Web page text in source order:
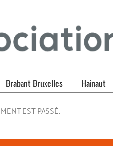
Brabant Bruxelles Hainaut
EST PASSÉ.